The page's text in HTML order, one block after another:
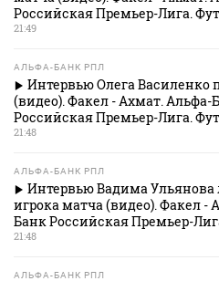
Российская Премьер-Лига.
21:49
АЛЬФА-БАНК РПЛ
Интервью Олега Василенко
(видео). Факел - Ахмат. Альфа-
Российская Премьер-Лига.
21:48
АЛЬФА-БАНК РПЛ
Интервью Вадима Ульянова
игрока матча (видео). Факел -
Банк Российская Премьер-
21:48
АЛЬФА-БАНК РПЛ